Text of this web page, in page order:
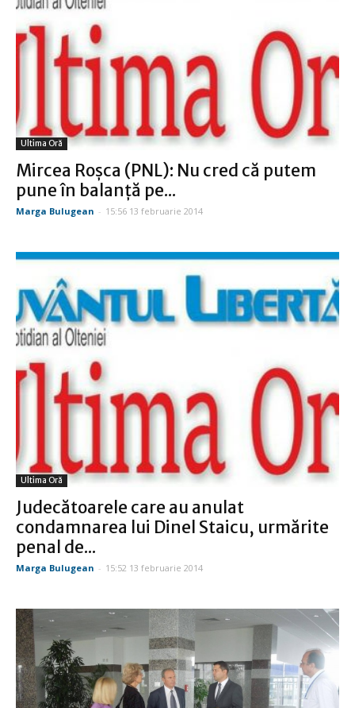
Ultima Oră
Mircea Roşca (PNL): Nu cred că putem
pune în balanţă pe...
Marga Bulugean - 15:56 13 februarie 2014
Ultima Oră
Judecătoarele care au anulat
condamnarea lui Dinel Staicu, urmărite
penal de...
Marga Bulugean - 15:52 13 februarie 2014